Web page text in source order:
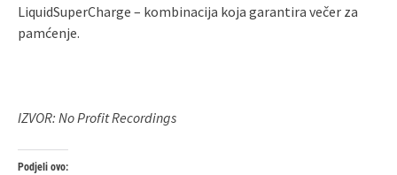
LiquidSuperCharge – kombinacija koja garantira večer za
pamćenje.
IZVOR: No Profit Recordings
Podjeli ovo: